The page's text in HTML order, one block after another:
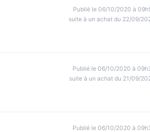
Publié le 06/10/2020 à
suite à un achat du 22/09/
Publié le 06/10/2020 à
suite à un achat du 21/09/
Publié le 06/10/2020 à